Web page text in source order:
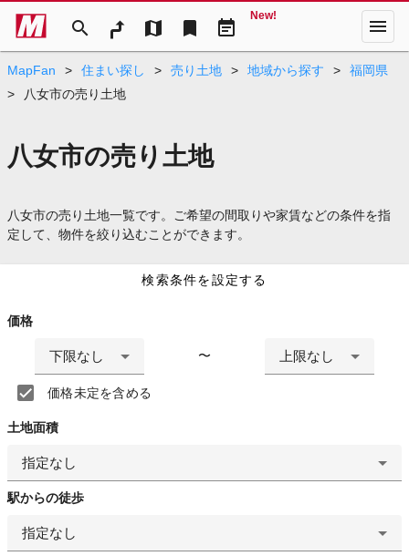
search map bookmark event_note
New! menu
MapFan > 住まい探し > 売り土地 > 地域から探す >
福岡県
>
八女市の売り土地
八女市の売り土地
八女市の売り土地一覧です。ご希望の間取りや家賃などの条件を指
定して、物件を絞り込むことができます。
検索条件を設定する
価格
下限なし 〜 上限なし
価格未定を含める
土地面積
指定なし
駅からの徒歩
指定なし